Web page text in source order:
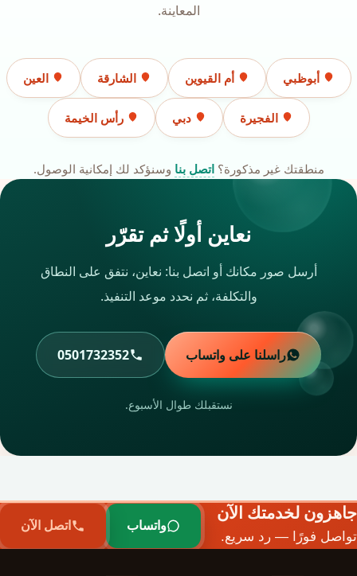
المعاينة.
أبوظبي أم القيوين الشارقة العين
الفجيرة دبي رأس الخيمة
منطقتك غير مذكورة؟اتصل بنا وسنؤكد لك إمكانية الوصول.
نعاين أولًا ثم تقرّر
أرسل صور مكانك أو اتصل بنا: نعاين، نتفق على النطاق
والتكلفة، ثم نحدد موعد التنفيذ.
راسلنا على واتساب 0501732352
نستقبلك طوال الأسبوع.
جاهزون لخدمتك الآن
تواصل فورًا — رد سريع.
واتساب اتصل الآن